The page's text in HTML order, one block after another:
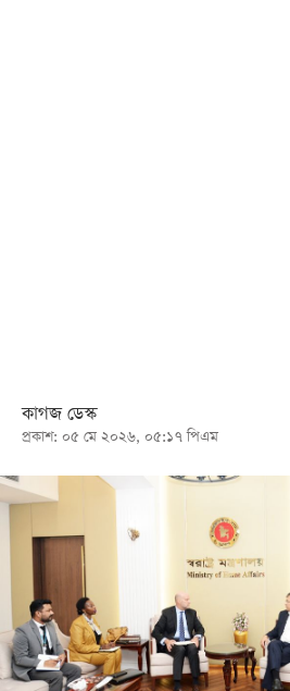
ভিডিও
আর্কাইভ
আজকের
পত্রিকা
ই-
পেপার
কাগজ ডেস্ক
প্রকাশ: ০৫ মে ২০২৬, ০৫:১৭ পিএম